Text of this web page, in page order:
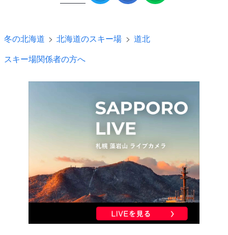
冬の北海道 北海道のスキー場
道北
スキー場関係者の方へ